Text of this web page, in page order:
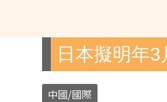
日本擬明年
中國/國際